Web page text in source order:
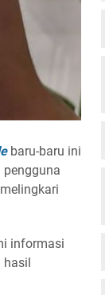
baru-baru ini
informasi